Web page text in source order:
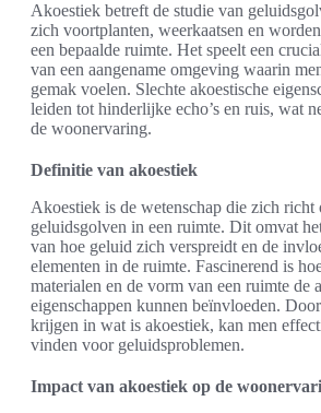
Akoestiek betreft de studie van
zich voortplanten, weerkaatsen en
een bepaalde ruimte. Het speelt een
van een aangename omgeving waarin
gemak voelen. Slechte akoestische
leiden tot hinderlijke echo’s en ruis, wat
de woonervaring.
Definitie van akoestiek
Akoestiek is de wetenschap die zich richt
geluidsgolven in een ruimte. Dit omvat
van hoe geluid zich verspreidt en de
elementen in de ruimte. Fascinerend is
materialen en de vorm van een ruimte de
eigenschappen kunnen beïnvloeden.
krijgen in wat is akoestiek, kan men
vinden voor geluidsproblemen.
Impact van akoestiek op de